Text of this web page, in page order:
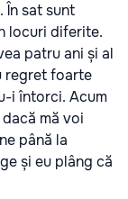
În sat sunt
locuri diferite.
patru ani și al
regret foarte
i întorci. Acum
mă voi
până la
și eu plâng că